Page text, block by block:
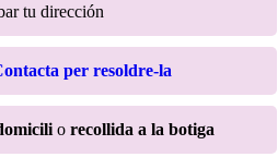
tu dirección
per resoldre-la
o recollida a la botiga